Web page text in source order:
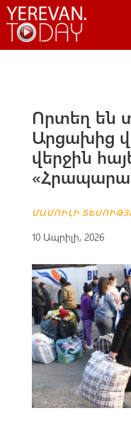
Որտեղ են
Արցախից
վերջին
ՄԱՄՈՒԼԻ
10 Ապրիլի, 2026